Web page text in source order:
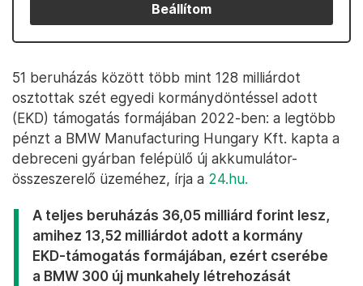
Beállítom
51 beruházás között több mint 128 milliárdot
osztottak szét egyedi kormánydöntéssel adott
(EKD) támogatás formájában 2022-ben: a legtöbb
pénzt a BMW Manufacturing Hungary Kft. kapta a
debreceni gyárban felépülő új akkumulátor-
összeszerelő üzeméhez, írja a 24.hu.
A teljes beruházás 36,05 milliárd forint lesz,
amihez 13,52 milliárdot adott a kormány
EKD-támogatás formájában, ezért cserébe
a BMW 300 új munkahely létrehozását